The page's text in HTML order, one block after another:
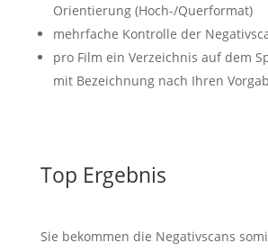
Orientierung (Hoch-/Querformat)
mehrfache Kontrolle der
pro Film ein Verzeichnis auf dem
mit Bezeichnung nach Ihren
Top Ergebnis
Sie bekommen die Negativscans